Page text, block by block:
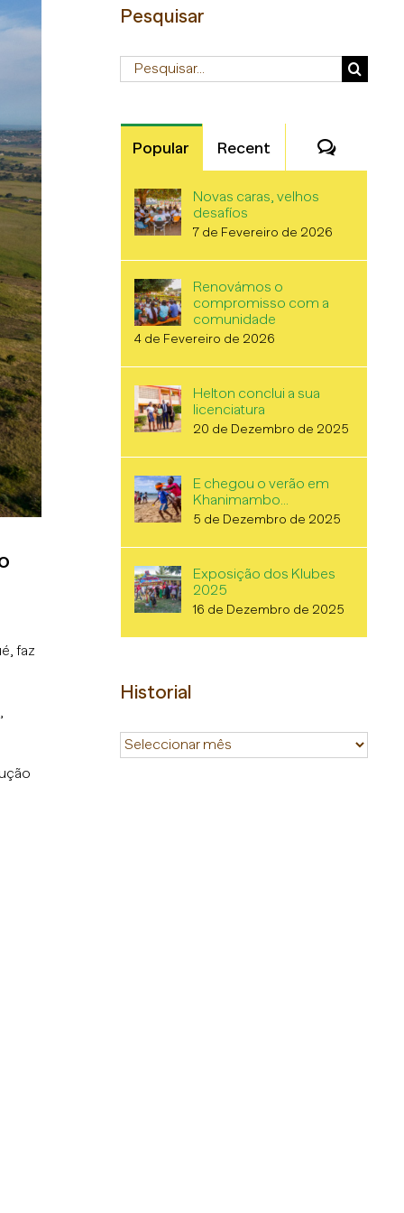
faz
,
Pesquisar
Pesquisar
Popular Recent
Novas caras, velhos
desafíos
7 de Fevereiro de 2026
Renovámos o
compromisso com a
comunidade
4 de Fevereiro de 2026
Helton conclui a sua
licenciatura
20 de Dezembro de 2025
E chegou o verão em
Khanimambo…
5 de Dezembro de 2025
Exposição dos Klubes
2025
16 de Dezembro de 2025
Historial
Historial